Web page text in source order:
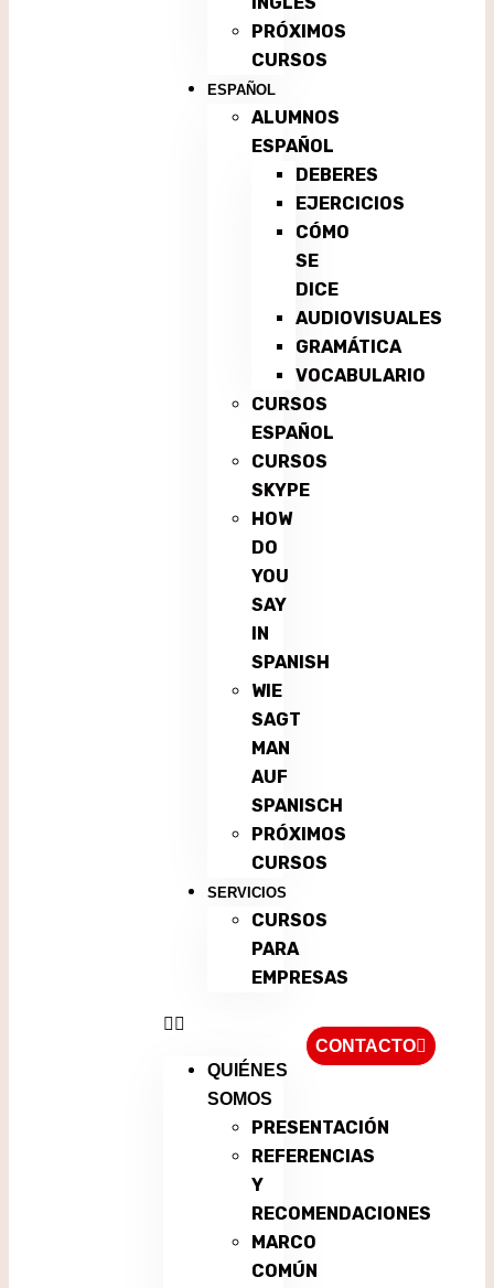
PRÓXIMOS
CURSOS
ESPAÑOL
ALUMNOS
ESPAÑOL
DEBERES
EJERCICIOS
CÓMO
SE
DICE
AUDIOVISUALES
GRAMÁTICA
VOCABULARIO
CURSOS
ESPAÑOL
CURSOS
SKYPE
HOW
DO
YOU
SAY
IN
SPANISH
WIE
SAGT
MAN
AUF
SPANISCH
PRÓXIMOS
CURSOS
SERVICIOS
CURSOS
PARA
EMPRESAS
QUIÉNES
SOMOS
PRESENTACIÓN
REFERENCIAS
Y
RECOMENDACIONES
MARCO
COMÚN
CONTACTO